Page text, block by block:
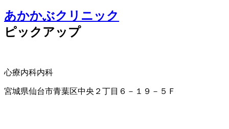
あかかぶクリニック
ピックアップ
心療内科内科
宮城県仙台市青葉区中央２丁目６－１９－５Ｆ